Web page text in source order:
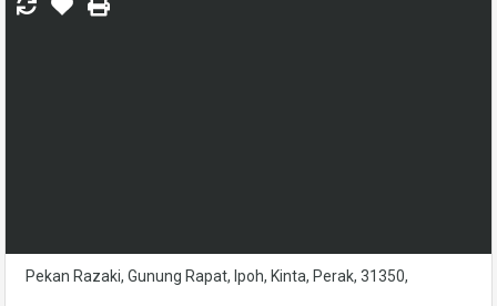
Pekan Razaki, Gunung Rapat, Ipoh, Kinta, Perak, 31350,